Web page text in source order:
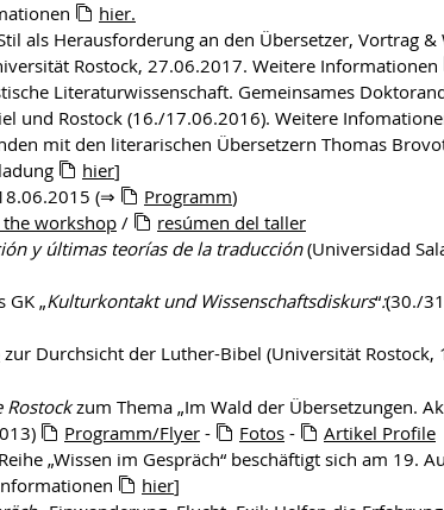
hier.
als Herausforderung an den Übersetzer, Vortrag
Rostock, 27.06.2017. Weitere Informationen
Literaturwissenschaft. Gemeinsames
und Rostock (16./17.06.2016). Weitere
mit den literarischen Übersetzern Thomas
hier]
(⇒ Programm)
workshop/
resúmen del taller
y últimas teorías de la traducción(Universidad
„Kulturkontakt und Wissenschaftsdiskurs“:(30./
zur Durchsicht der Luther-Bibel (Universität
Rostockzum Thema „Im Wald der Übersetzungen.
Programm/Flyer - Fotos -
Artikel Profile
„Wissen im Gespräch“ beschäftigt sich am 19.
hier]